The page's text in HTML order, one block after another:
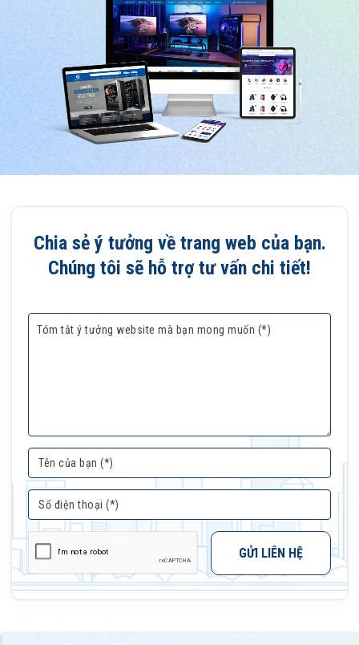
Chia sẻ ý tưởng về trang web của bạn.
Chúng tôi sẽ hỗ trợ tư vấn chi tiết!
GỬI LIÊN HỆ